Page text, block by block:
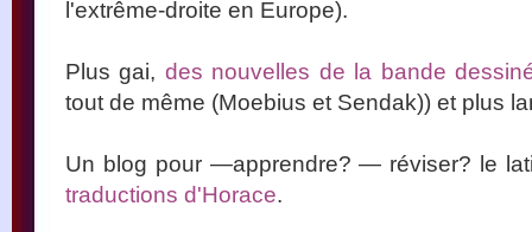
l'extrême-droite en Europe).
Plus gai, des nouvelles de la bande
tout de même (Moebius et Sendak)) et plus
Un blog pour —apprendre? — réviser? le
traductions d'Horace.